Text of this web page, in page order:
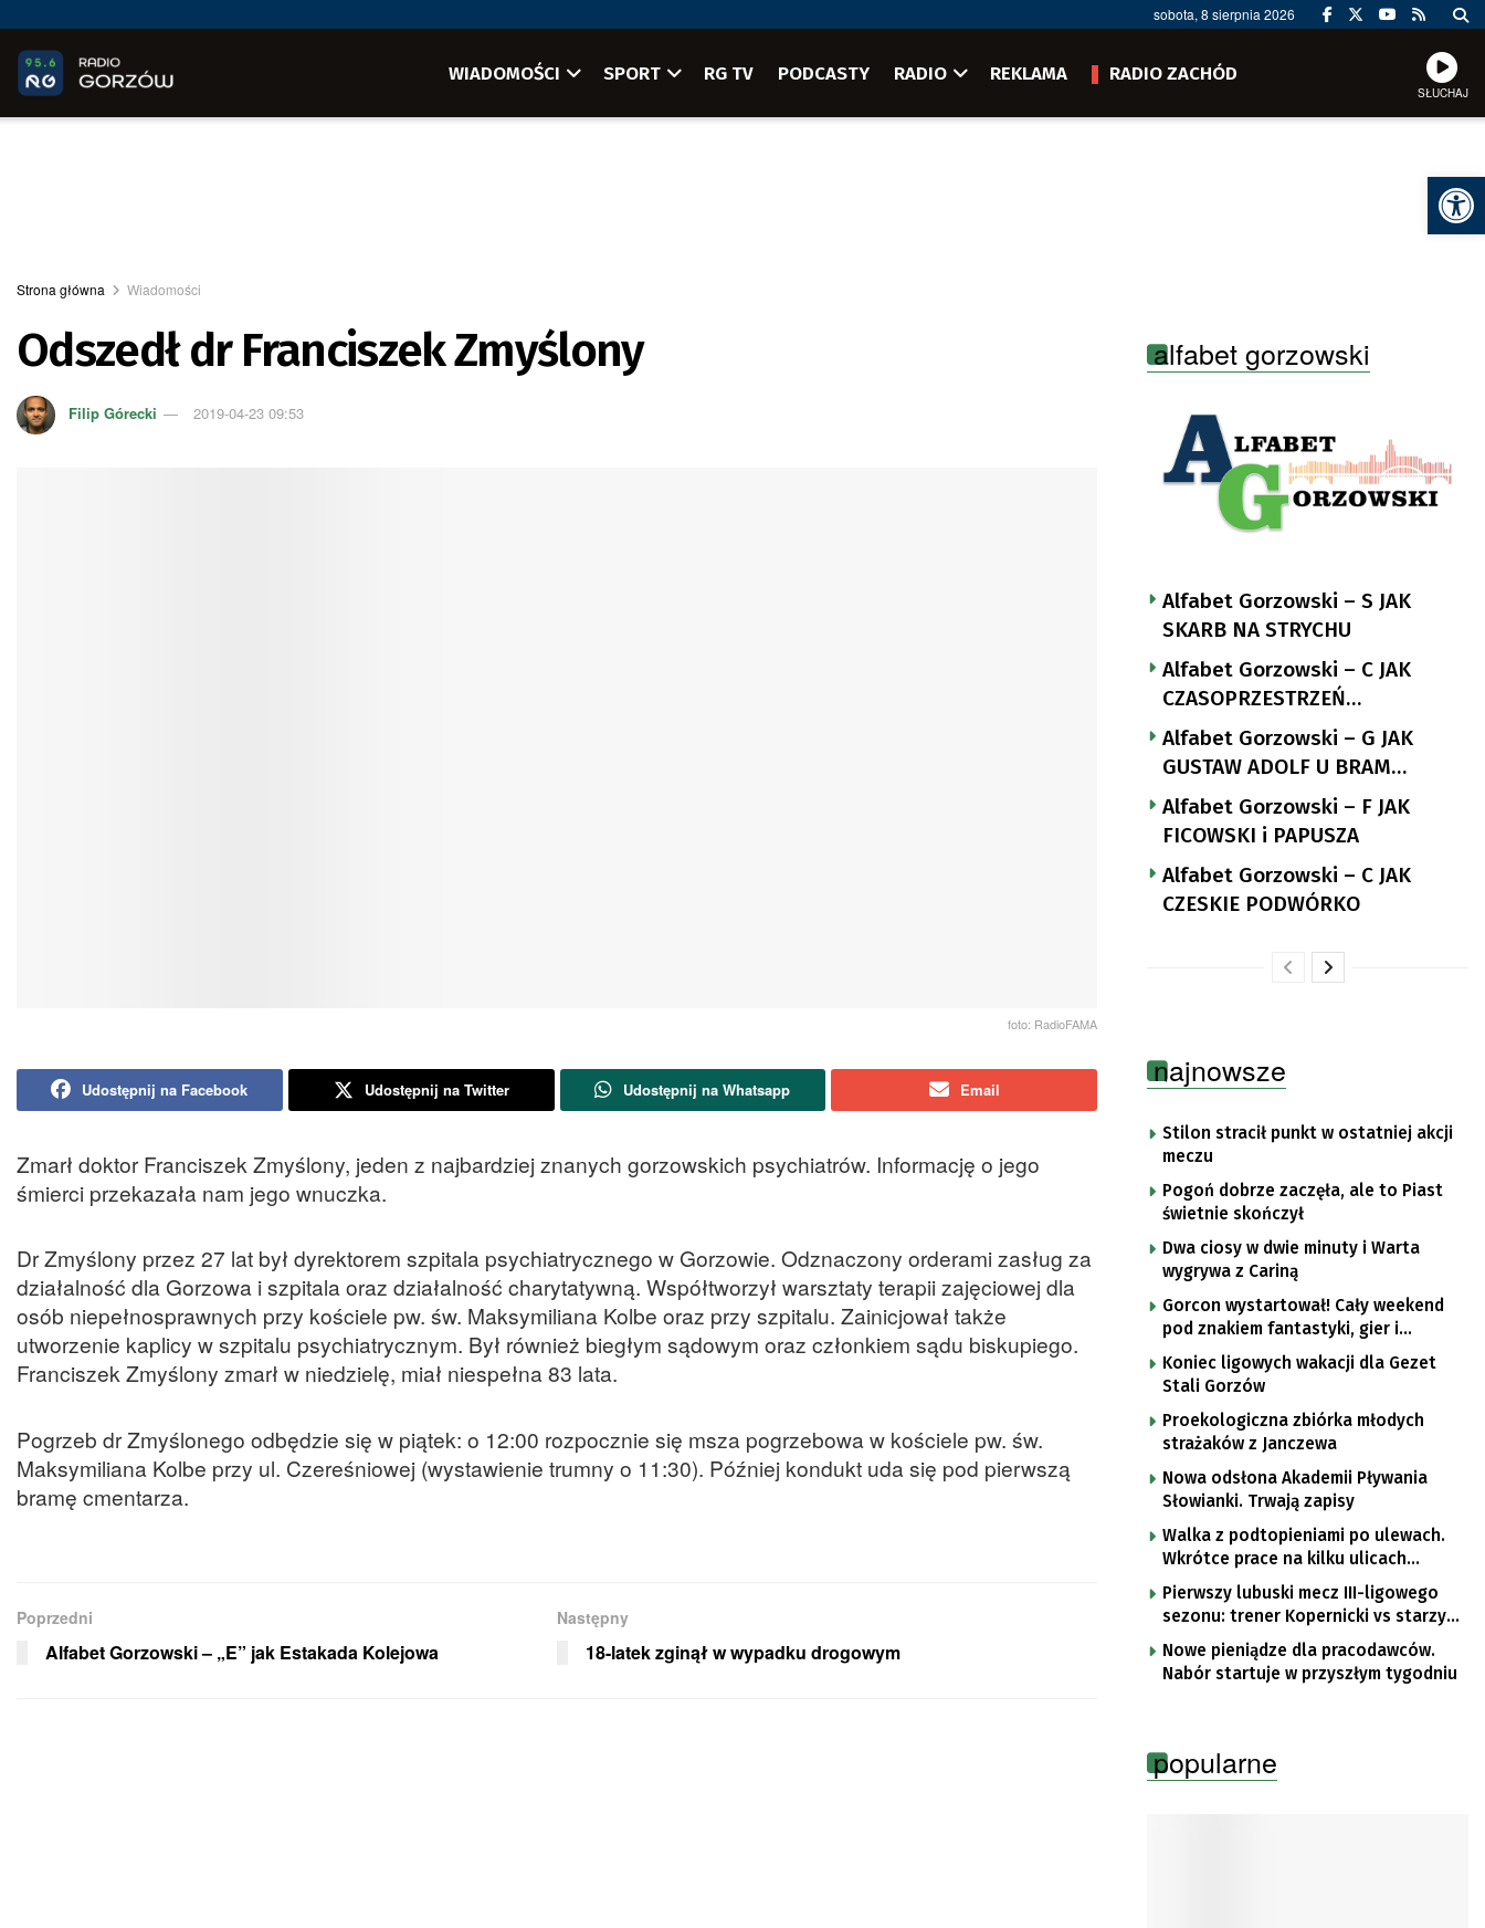
sobota, 8 sierpnia 2026
WIADOMOŚCI SPORT RG TV PODCASTY RADIO REKLAMA RADIO ZACHÓD
SŁUCHAJ
Strona główna Wiadomości
Odszedł dr Franciszek Zmyślony
Filip Górecki 2019-04-23 09:53
foto: RadioFAMA
Udostępnij na Facebook Udostępnij na Twitter Udostępnij na Whatsapp Email
Zmarł doktor Franciszek Zmyślony, jeden z najbardziej znanych gorzowskich psychiatrów. Informację o jego
śmierci przekazała nam jego wnuczka.
Dr Zmyślony przez 27 lat był dyrektorem szpitala psychiatrycznego w Gorzowie. Odznaczony orderami zasług za
działalność dla Gorzowa i szpitala oraz działalność charytatywną. Współtworzył warsztaty terapii zajęciowej dla
osób niepełnosprawnych przy kościele pw. św. Maksymiliana Kolbe oraz przy szpitalu. Zainicjował także
utworzenie kaplicy w szpitalu psychiatrycznym. Był również biegłym sądowym oraz członkiem sądu biskupiego.
Franciszek Zmyślony zmarł w niedzielę, miał niespełna 83 lata.
Pogrzeb dr Zmyślonego odbędzie się w piątek: o 12:00 rozpocznie się msza pogrzebowa w kościele pw. św.
Maksymiliana Kolbe przy ul. Czereśniowej (wystawienie trumny o 11:30). Później kondukt uda się pod pierwszą
bramę cmentarza.
Poprzedni
Alfabet Gorzowski – „E” jak Estakada Kolejowa
Następny
18-latek zginął w wypadku drogowym
alfabet gorzowski
Alfabet Gorzowski – S JAK
SKARB NA STRYCHU
Alfabet Gorzowski – C JAK
CZASOPRZESTRZEŃ
NUTTGENSA
Alfabet Gorzowski – G JAK
GUSTAW ADOLF U BRAM
LANDSBERGA
Alfabet Gorzowski – F JAK
FICOWSKI i PAPUSZA
Alfabet Gorzowski – C JAK
CZESKIE PODWÓRKO
najnowsze
Stilon stracił punkt w ostatniej akcji
meczu
Pogoń dobrze zaczęła, ale to Piast
świetnie skończył
Dwa ciosy w dwie minuty i Warta
wygrywa z Cariną
Gorcon wystartował! Cały weekend
pod znakiem fantastyki, gier i
popkultury
Koniec ligowych wakacji dla Gezet
Stali Gorzów
Proekologiczna zbiórka młodych
strażaków z Janczewa
Nowa odsłona Akademii Pływania
Słowianki. Trwają zapisy
Walka z podtopieniami po ulewach.
Wkrótce prace na kilku ulicach
Gorzowa
Pierwszy lubuski mecz III-ligowego
sezonu: trener Kopernicki vs starzy
znajomi
Nowe pieniądze dla pracodawców.
Nabór startuje w przyszłym tygodniu
popularne